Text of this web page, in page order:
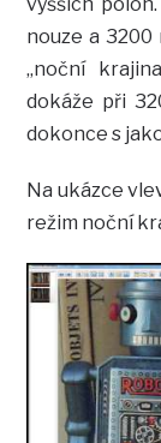
nouze a
„noční
dokáže při
dokonce s
Na ukázce
režim noční